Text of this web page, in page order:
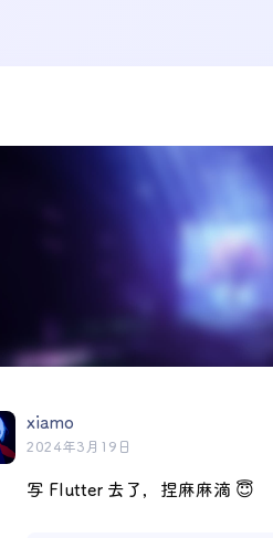
xiamo
2024年3月19日
写 Flutter 去了，捏麻麻滴 😇